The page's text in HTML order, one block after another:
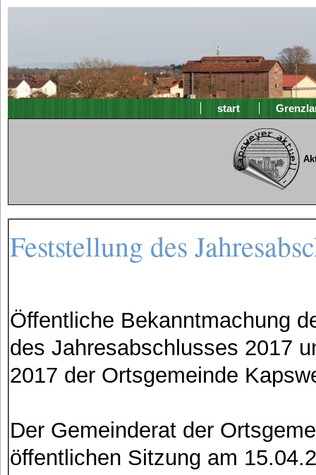
start
Feststellung des
Öffentliche Bekanntmachung
des Jahresabschlusses 2017
2017 der Ortsgemeinde
Der Gemeinderat der
öffentlichen Sitzung am